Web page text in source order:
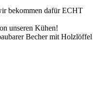
bekommen dafür ECHT
unseren Kühen!
Becher mit Holzlöffel